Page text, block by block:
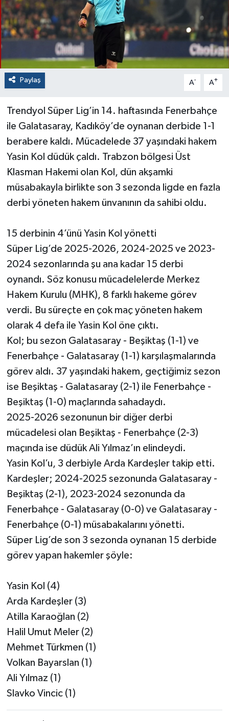
Paylaş A- A+
Trendyol Süper Lig’in 14. haftasında Fenerbahçe
ile Galatasaray, Kadıköy’de oynanan derbide 1-1
berabere kaldı. Mücadelede 37 yaşındaki hakem
Yasin Kol düdük çaldı. Trabzon bölgesi Üst
Klasman Hakemi olan Kol, dün akşamki
müsabakayla birlikte son 3 sezonda ligde en fazla
derbi yöneten hakem ünvanının da sahibi oldu.
15 derbinin 4’ünü Yasin Kol yönetti
Süper Lig’de 2025-2026, 2024-2025 ve 2023-
2024 sezonlarında şu ana kadar 15 derbi
oynandı. Söz konusu mücadelelerde Merkez
Hakem Kurulu (MHK), 8 farklı hakeme görev
verdi. Bu süreçte en çok maç yöneten hakem
olarak 4 defa ile Yasin Kol öne çıktı.
Kol; bu sezon Galatasaray - Beşiktaş (1-1) ve
Fenerbahçe - Galatasaray (1-1) karşılaşmalarında
görev aldı. 37 yaşındaki hakem, geçtiğimiz sezon
ise Beşiktaş - Galatasaray (2-1) ile Fenerbahçe -
Beşiktaş (1-0) maçlarında sahadaydı.
2025-2026 sezonunun bir diğer derbi
mücadelesi olan Beşiktaş - Fenerbahçe (2-3)
maçında ise düdük Ali Yılmaz’ın elindeydi.
Yasin Kol’u, 3 derbiyle Arda Kardeşler takip etti.
Kardeşler; 2024-2025 sezonunda Galatasaray -
Beşiktaş (2-1), 2023-2024 sezonunda da
Fenerbahçe - Galatasaray (0-0) ve Galatasaray -
Fenerbahçe (0-1) müsabakalarını yönetti.
Süper Lig’de son 3 sezonda oynanan 15 derbide
görev yapan hakemler şöyle:
Yasin Kol (4)
Arda Kardeşler (3)
Atilla Karaoğlan (2)
Halil Umut Meler (2)
Mehmet Türkmen (1)
Volkan Bayarslan (1)
Ali Yılmaz (1)
Slavko Vincic (1)